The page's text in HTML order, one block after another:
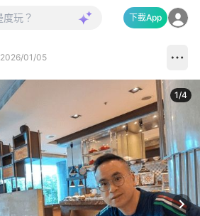
下載App
2026/01/05
1/4